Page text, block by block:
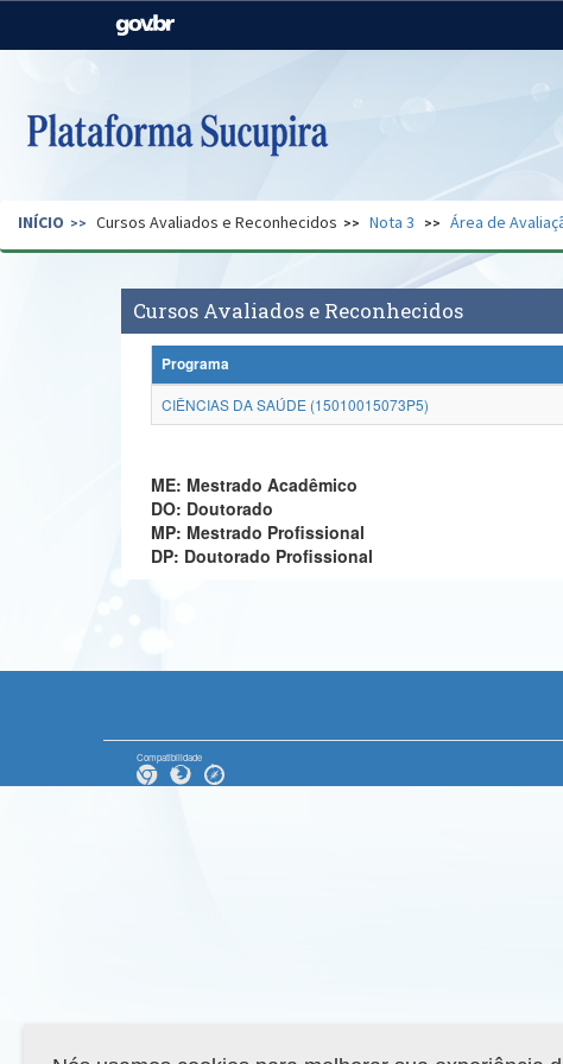
Casa Civil
Pecuária e Abastecimento
Secretaria de Governo Gabinete de Segurança
INÍCIO Cursos Avaliados e Reconhecidos Nota 3 Área de
Cursos Avaliados e Reconhecidos
Programa
CIÊNCIAS DA SAÚDE (15010015073P5)
ME: Mestrado Acadêmico
DO: Doutorado
MP: Mestrado Profissional
DP: Doutorado Profissional
Compatibilidade